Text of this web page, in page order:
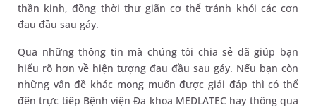
thần kinh, đồng thời thư giãn cơ thể tránh khỏi các cơn
đau đầu sau gáy.
Qua những thông tin mà chúng tôi chia sẻ đã giúp bạn
hiểu rõ hơn về hiện tượng đau đầu sau gáy. Nếu bạn còn
những vấn đề khác mong muốn được giải đáp thì có thể
đến trực tiếp Bệnh viện Đa khoa MEDLATEC hay thông qua